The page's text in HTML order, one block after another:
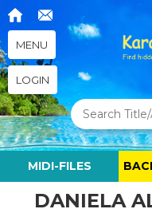
MENU
LOGIN
MIDI-FILES
DANIELA